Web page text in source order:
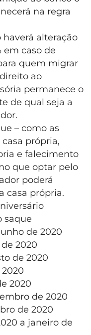
na regra
haverá alteração
em caso de
quem migrar
ao
permanece o
de qual seja a
– como as
própria,
e falecimento
que optar pelo
poderá
casa própria.
saque
de 2020
2020
de 2020
2020
de 2020
de 2020
a janeiro de